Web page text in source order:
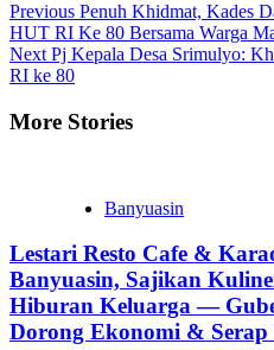
Previous Penuh Khidmat, Kades
HUT RI Ke 80 Bersama Warga
Next Pj Kepala Desa Srimulyo:
RI ke 80
More Stories
Banyuasin
Lestari Resto Cafe &
Banyuasin, Sajikan
Hiburan Keluarga —
Dorong Ekonomi & Serap